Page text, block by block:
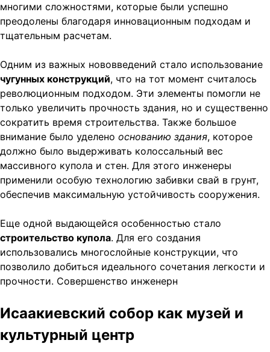
многими сложностями, которые были успешно
преодолены благодаря инновационным подходам и
тщательным расчетам.
Одним из важных нововведений стало использование
чугунных конструкций, что на тот момент считалось
революционным подходом. Эти элементы помогли не
только увеличить прочность здания, но и существенно
сократить время строительства. Также большое
внимание было уделено основанию здания, которое
должно было выдерживать колоссальный вес
массивного купола и стен. Для этого инженеры
применили особую технологию забивки свай в грунт,
обеспечив максимальную устойчивость сооружения.
Еще одной выдающейся особенностью стало
строительство купола. Для его создания
использовались многослойные конструкции, что
позволило добиться идеального сочетания легкости и
прочности. Совершенство инженерн
Исаакиевский собор как музей и
культурный центр